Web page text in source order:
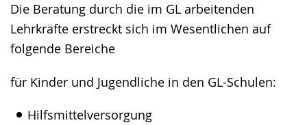
Die Beratung durch die im GL arbeitenden
Lehrkräfte erstreckt sich im Wesentlichen auf
folgende Bereiche
für Kinder und Jugendliche in den GL-Schulen:
Hilfsmittelversorgung
Gebärdensprache
wird
angezeigt.